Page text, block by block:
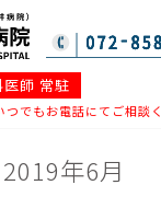
師 常駐
でもお電話にてご相談
2019年6月